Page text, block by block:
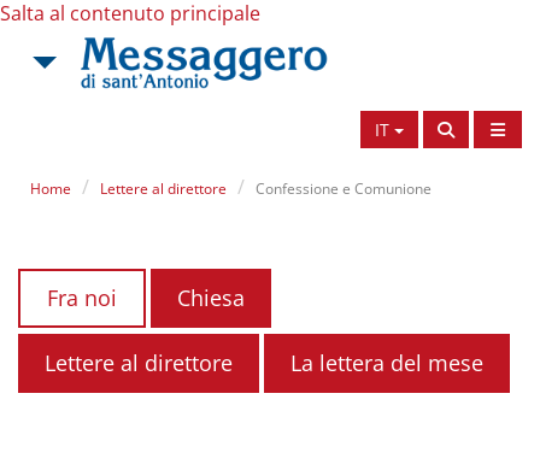
Salta al contenuto principale
IT
Home Lettere al direttore Confessione e Comunione
Fra noi Chiesa
Lettere al direttore La lettera del mese